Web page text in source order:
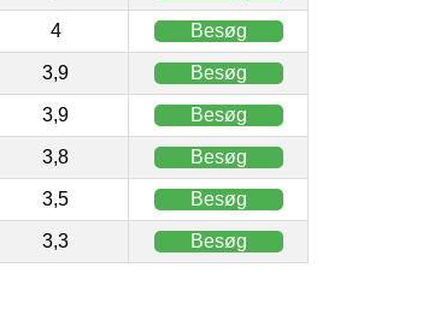
4 Besøg
3,9 Besøg
3,9 Besøg
3,8 Besøg
3,5 Besøg
3,3 Besøg